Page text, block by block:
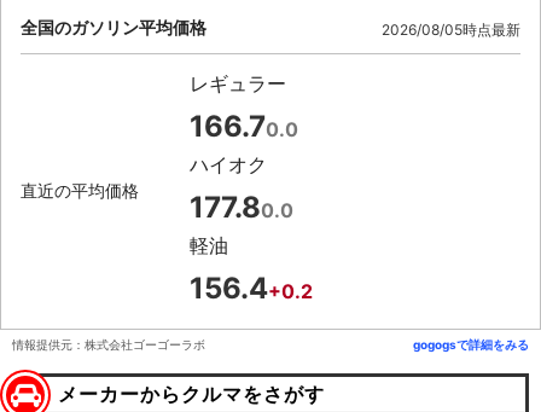
全国のガソリン平均価格 2026/08/05時点最新
直近の平均価格
レギュラー
166.70.0
ハイオク
177.80.0
軽油
156.4+0.2
情報提供元：株式会社ゴーゴーラボ gogogsで詳細をみる
メーカーからクルマをさがす